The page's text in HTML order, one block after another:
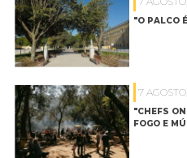
"O PALCO
7
"CHEFS
FOGO E